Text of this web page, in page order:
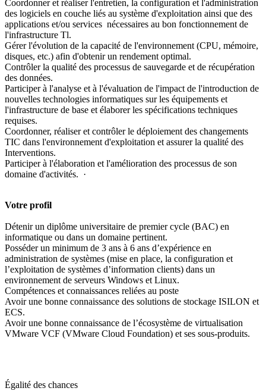
Coordonner et réaliser l'entretien, la configuration et l'administration
des logiciels en couche liés au système d'exploitation ainsi que des
applications et/ou services nécessaires au bon fonctionnement de
l'infrastructure Tl.
Gérer l'évolution de la capacité de l'environnement (CPU, mémoire,
disques, etc.) afin d'obtenir un rendement optimal.
Contrôler la qualité des processus de sauvegarde et de récupération
des données.
Participer à l'analyse et à l'évaluation de l'impact de l'introduction de
nouvelles technologies informatiques sur les équipements et
l'infrastructure de base et élaborer les spécifications techniques
requises.
Coordonner, réaliser et contrôler le déploiement des changements
TIC dans l'environnement d'exploitation et assurer la qualité des
Interventions.
Participer à l'élaboration et l'amélioration des processus de son
domaine d'activités. ·
Votre profil
Détenir un diplôme universitaire de premier cycle (BAC) en
informatique ou dans un domaine pertinent.
Posséder un minimum de 3 ans à 6 ans d’expérience en
administration de systèmes (mise en place, la configuration et
l’exploitation de systèmes d’information clients) dans un
environnement de serveurs Windows et Linux.
Compétences et connaissances reliées au poste
Avoir une bonne connaissance des solutions de stockage ISILON et
ECS.
Avoir une bonne connaissance de l’écosystème de virtualisation
VMware VCF (VMware Cloud Foundation) et ses sous-produits.
Égalité des chances